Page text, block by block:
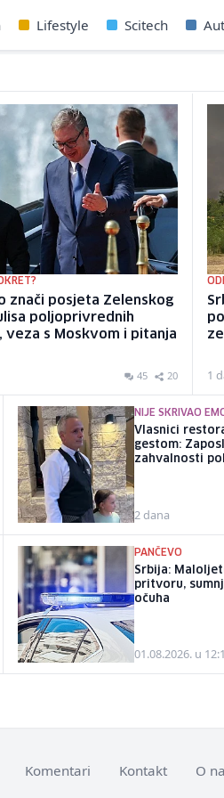
Lifestyle Scitech
znači posjeta Zelenskog
poljoprivrednih
veza s Moskvom i pitanja
45 20 1
NIJE SKRIVAO
Vlasnici
gestom:
zahvalnosti
2 dana
PANČEVO
Srbija:
pritvoru,
očuha
01.08.2026. u
Komentari Kontakt O